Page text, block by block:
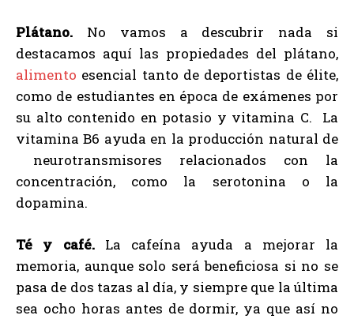
Plátano. No vamos a descubrir nada si
destacamos aquí las propiedades del plátano,
alimento esencial tanto de deportistas de élite,
como de estudiantes en época de exámenes por
su alto contenido en potasio y vitamina C. La
vitamina B6 ayuda en la producción natural de
neurotransmisores relacionados con la
concentración, como la serotonina o la
dopamina.
Té y café.La cafeína ayuda a mejorar la
memoria, aunque solo será beneficiosa si no se
pasa de dos tazas al día, y siempre que la última
sea ocho horas antes de dormir, ya que así no